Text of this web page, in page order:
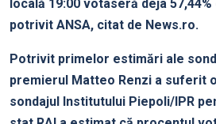
locală 19:00 votaseră deja
potrivit ANSA, citat de News.ro.
Potrivit primelor estimări ale
premierul Matteo Renzi a suferit
sondajul Institutului Piepoli/IPR